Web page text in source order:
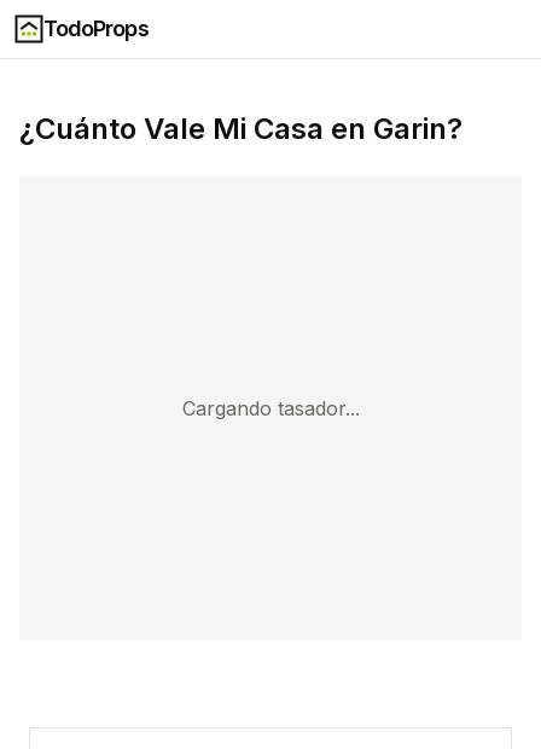
TodoProps
¿Cuánto Vale Mi Casa en Garin?
Cargando tasador...